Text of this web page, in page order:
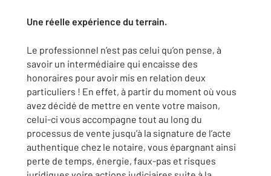
Une réelle expérience du terrain.
Le professionnel n’est pas celui qu’on pense, à
savoir un intermédiaire qui encaisse des
honoraires pour avoir mis en relation deux
particuliers ! En effet, à partir du moment où vous
avez décidé de mettre en vente votre maison,
celui-ci vous accompagne tout au long du
processus de vente jusqu’à la signature de l’acte
authentique chez le notaire, vous épargnant ainsi
perte de temps, énergie, faux-pas et risques